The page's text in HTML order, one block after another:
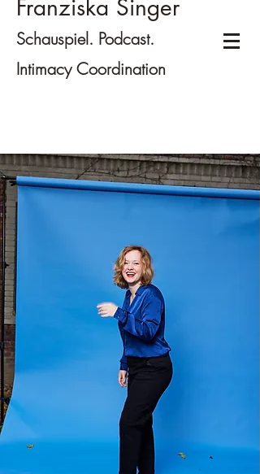
Franziska Singer
Schauspiel. Podcast.
Intimacy Coordination